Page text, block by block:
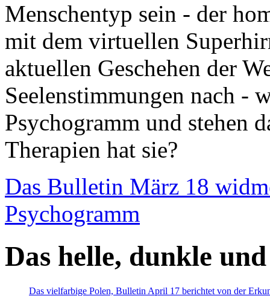
Menschentyp sein - der
mit dem virtuellen
aktuellen Geschehen der
Seelenstimmungen nach -
Psychogramm und stehen
Therapien hat sie?
Das Bulletin März 18
Psychogramm
Das helle, dunkle
Das vielfarbige Polen, Bulletin April 17 berichtet von der